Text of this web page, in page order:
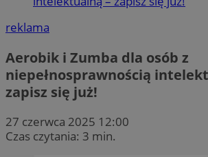
reklama
Aerobik i Zumba dla osób z
niepełnosprawnością
zapisz się już!
27 czerwca 2025 12:00
Czas czytania: 3 min.